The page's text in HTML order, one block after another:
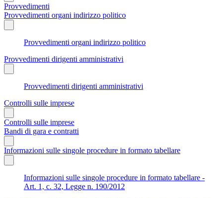
Provvedimenti
Provvedimenti organi indirizzo politico
Provvedimenti organi indirizzo politico
Provvedimenti dirigenti amministrativi
Provvedimenti dirigenti amministrativi
Controlli sulle imprese
Controlli sulle imprese
Bandi di gara e contratti
Informazioni sulle singole procedure in formato tabellare
Informazioni sulle singole procedure in formato tabellare -
Art. 1, c. 32, Legge n. 190/2012